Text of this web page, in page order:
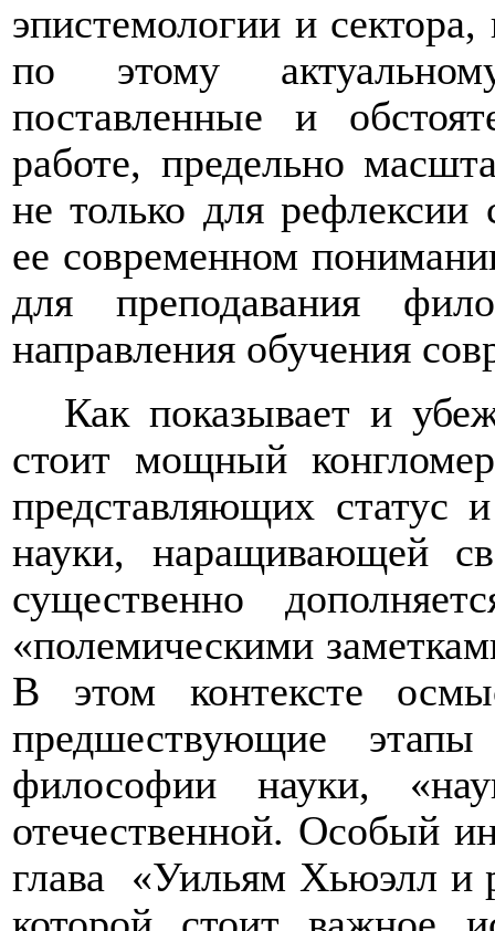
эпистемологии и
по этому
поставленные и
работе, предельно
не только для
ее современном
для преподавания
направления обучения
Как показывает и
стоит мощный
представляющих статус
науки, наращивающей
существенно
«полемическими
В этом контексте
предшествующие
философии науки,
отечественной. Особый
глава
«Уильям Хьюэлл и